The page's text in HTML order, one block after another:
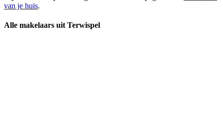
van je huis.
Alle makelaars uit Terwispel